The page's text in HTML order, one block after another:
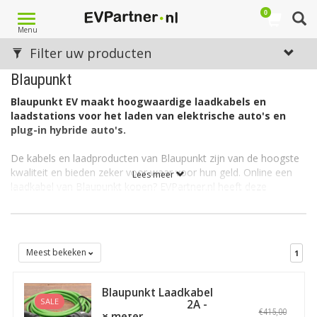
Toggle
navigation
Menu
0
Blaupunkt
Blaupunkt EV maakt hoogwaardige laadkabels en
laadstations voor het laden van elektrische auto's en
plug-in hybride auto's.
De kabels en laadproducten van Blaupunkt zijn van de hoogste
kwaliteit en bieden zeker voor waar voor hun geld. Online een
Type 2, 1-fasig en 3-fasig en in verschillende amperages. Uw
afhalen is mogelijk, bij ons magazijn in Beverwijk. Geef dit aan
bij uw bestelling en we leggen uw aankoop vast klaar.
Blaupunkt op EVPartner.nl
EVPartner levert producten, services en informatie gerelateerd
Lees meer
Filter uw producten
Meest bekeken 1
SALE
Blaupunkt Laadkabel
type 2 - 3 fase 32A -
€415,00